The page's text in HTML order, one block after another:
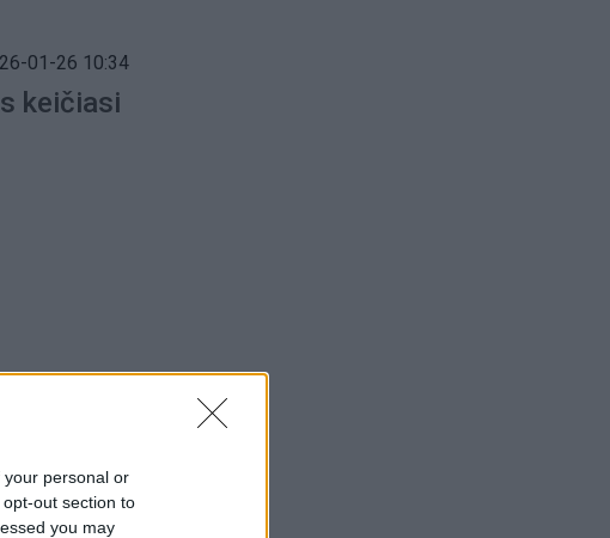
personal or
out section to
you may
01-26 10:34
keičiasi